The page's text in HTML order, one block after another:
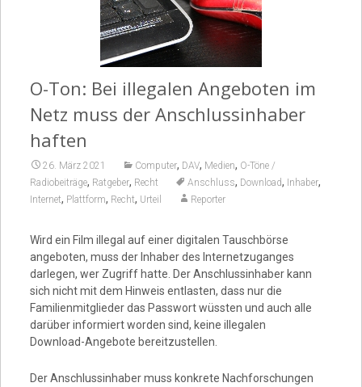
O-Ton: Bei illegalen Angeboten im
Netz muss der Anschlussinhaber
haften
26. März 2021 Computer, DAV, Medien, O-Töne /
Radiobeiträge, Ratgeber, Recht Anschluss, Download, Inhaber,
Internet, Plattform, Recht, Urteil Reporter
Wird ein Film illegal auf einer digitalen Tauschbörse
angeboten, muss der Inhaber des Internetzuganges
darlegen, wer Zugriff hatte. Der Anschlussinhaber kann
sich nicht mit dem Hinweis entlasten, dass nur die
Familienmitglieder das Passwort wüssten und auch alle
darüber informiert worden sind, keine illegalen
Download-Angebote bereitzustellen.
Der Anschlussinhaber muss konkrete Nachforschungen